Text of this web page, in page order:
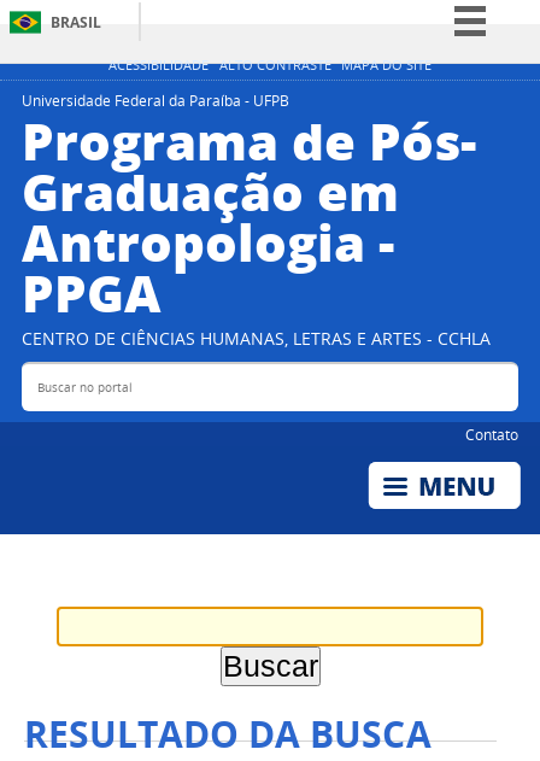
ACESSIBILIDADE ALTO CONTRASTE MAPA DO SITE
BRASIL
Simplifique!
Participe
Legislação
Canais
Universidade Federal da Paraíba - UFPB
Programa de Pós-
Graduação em
Antropologia -
PPGA
CENTRO DE CIÊNCIAS HUMANAS, LETRAS E ARTES - CCHLA
Buscar no portal
Contato
RESULTADO DA BUSCA